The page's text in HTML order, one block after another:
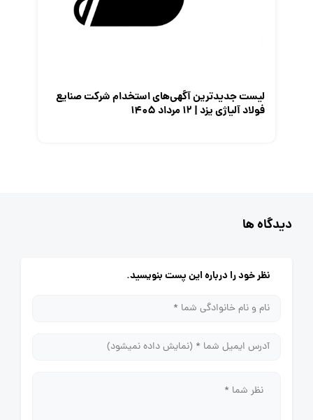
لیست جدیدترین آگهی‌های استخدام شرکت صنایع
فولاد آلیاژی یزد | ۱۲ مرداد ۱۴۰۵
دیدگاه ها
نظر خود را درباره این پست بنویسید.